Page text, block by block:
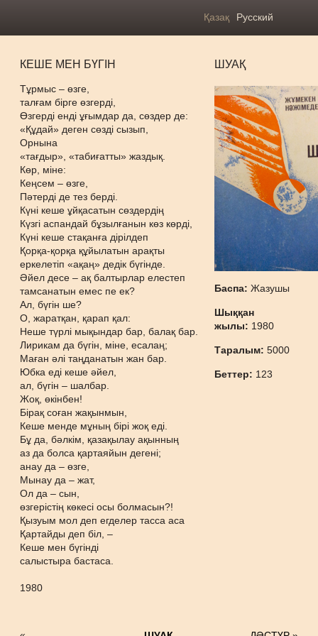
Қазақ Русский
КЕШЕ МЕН БҮГІН
Тұрмыс – өзге,
талғам бірге өзгерді,
Өзгерді енді ұғымдар да, сөздер де:
«Құдай» деген сөзді сызып,
Орнына
«тағдыр», «табиғатты» жаздық.
Көр, міне:
Кеңсем – өзге,
Пәтерді де тез берді.
Күні кеше ұйқасатын сөздердің
Күзгі аспандай бұзылғанын көз көрді,
Күні кеше стақанға дірілдеп
Қорқа-қорқа құйылатын арақты
еркелетіп «ақаң» дедік бүгінде.
Әйел десе – ақ балтырлар елестеп
тамсанатын емес пе ек?
Ал, бүгін ше?
О, жаратқан, қарап қал:
Неше түрлі мықындар бар, балақ бар.
Лирикам да бүгін, міне, есалаң;
Маған әлі таңданатын жан бар.
Юбка еді кеше әйел,
ал, бүгін – шалбар.
Жоқ, өкінбен!
Бірақ соған жақынмын,
Кеше менде мұның бірі жоқ еді.
Бұ да, бәлкім, қазақылау ақынның
аз да болса қартаяйын дегені;
анау да – өзге,
Мынау да – жат,
Ол да – сын,
өзгерістің көкесі осы болмасын?!
Қызуым мол деп егделер тасса аса
Қартайды деп біл, –
Кеше мен бүгінді
салыстыра бастаса.
1980
ШУАҚ
Баспа:Жазушы
Шыққан
жылы: 1980
Таралым:5000
Беттер: 123